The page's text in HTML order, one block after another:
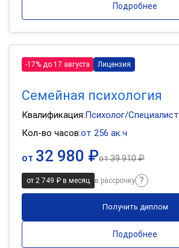
Подробнее
-17% до 17 августа Лицензия
Семейная психология
Квалификация:Психолог/Специалист
Кол-во часов:от 256 ак.ч
от 32 980 ₽от39 910 ₽
от 2 749 ₽ в месяц в рассрочку
Получить диплом
Подробнее